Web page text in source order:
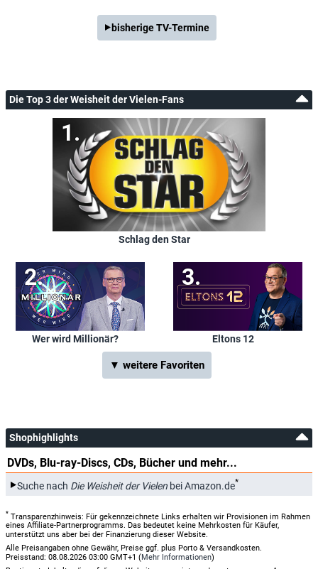
bisherige TV-Termine
Die Top 3 der Weisheit der Vielen-Fans
Schlag den Star
Wer wird Millionär? Eltons 12
▼ weitere Favoriten
Shophighlights
DVDs, Blu-ray-Discs, CDs, Bücher und mehr...
Suche nach Die Weisheit der Vielen bei Amazon.de*
* Transparenzhinweis: Für gekennzeichnete Links erhalten wir Provisionen im Rahmen
eines Affiliate-Partnerprogramms. Das bedeutet keine Mehrkosten für Käufer,
unterstützt uns aber bei der Finanzierung dieser Website.
Alle Preisangaben ohne Gewähr, Preise ggf. plus Porto & Versandkosten.
Preisstand: 08.08.2026 03:00 GMT+1 (Mehr Informationen)